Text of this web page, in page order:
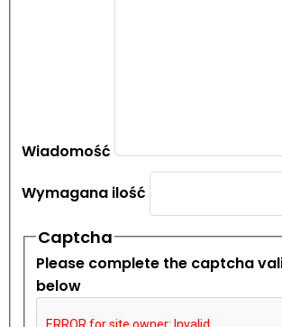
Wiadomość
Wymagana ilość
Captcha
Please complete the captcha
below